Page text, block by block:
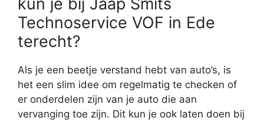
Technoservice VOF in Ede
terecht?
Als je een beetje verstand hebt van auto’s, is
het een slim idee om regelmatig te checken of
er onderdelen zijn van je auto die aan
vervanging toe zijn. Dit kun je ook laten doen bij